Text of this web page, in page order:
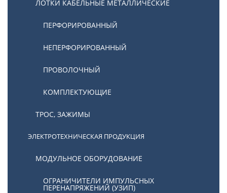
ЛОТКИ КАБЕЛЬНЫЕ МЕТАЛЛИЧЕСКИЕ
ПЕРФОРИРОВАННЫЙ
НЕПЕРФОРИРОВАННЫЙ
ПРОВОЛОЧНЫЙ
КОМПЛЕКТУЮЩИЕ
ТРОС, ЗАЖИМЫ
ЭЛЕКТРОТЕХНИЧЕСКАЯ ПРОДУКЦИЯ
МОДУЛЬНОЕ ОБОРУДОВАНИЕ
ОГРАНИЧИТЕЛИ ИМПУЛЬСНЫХ
ПЕРЕНАПРЯЖЕНИЙ (УЗИП)